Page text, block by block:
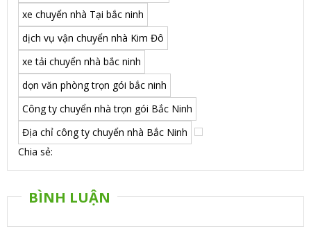
xe chuyển nhà Tại bắc ninh
dịch vụ vận chuyển nhà Kim Đô
xe tải chuyển nhà bắc ninh
dọn văn phòng trọn gói bắc ninh
Công ty chuyển nhà trọn gói Bắc Ninh
Địa chỉ công ty chuyển nhà Bắc Ninh
Chia sẻ:
BÌNH LUẬN